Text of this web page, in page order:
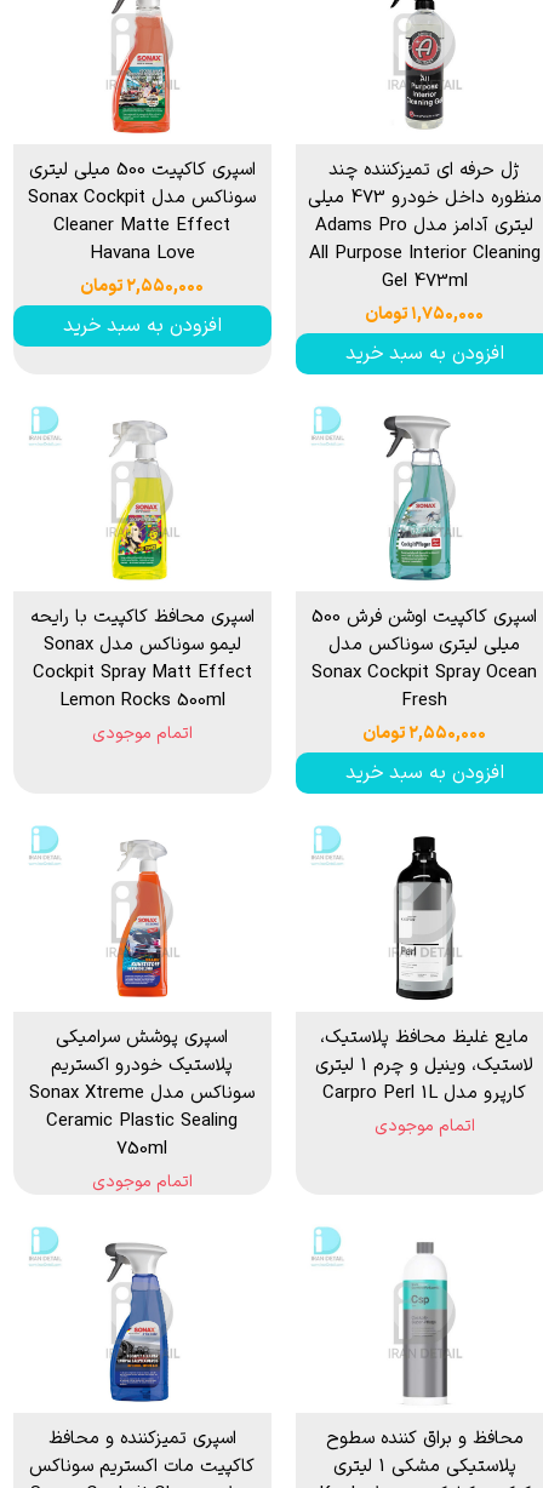
ژل حرفه ای تمیزکننده چند
منظوره داخل خودرو 473 میلی
لیتری آدامز مدل Adams Pro
All Purpose Interior Cleaning
Gel 473ml
۱,۷۵۰,۰۰۰ تومان
افزودن به سبد خرید
اسپری کاکپیت 500 میلی لیتری
سوناکس مدل Sonax Cockpit
Cleaner Matte Effect
Havana Love
۲,۵۵۰,۰۰۰ تومان
افزودن به سبد خرید
اسپری کاکپیت اوشن فرش 500
میلی لیتری سوناکس مدل
Sonax Cockpit Spray Ocean
Fresh
۲,۵۵۰,۰۰۰ تومان
افزودن به سبد خرید
اسپری محافظ کاکپیت با رایحه
لیمو سوناکس مدل Sonax
Cockpit Spray Matt Effect
Lemon Rocks 500ml
اتمام موجودی
مایع غلیظ محافظ پلاستیک،
لاستیک، وینیل و چرم 1 لیتری
کارپرو مدل Carpro Perl 1L
اتمام موجودی
اسپری پوشش سرامیکی
پلاستیک خودرو اکستریم
سوناکس مدل Sonax Xtreme
Ceramic Plastic Sealing
750ml
اتمام موجودی
محافظ و براق کننده سطوح
پلاستیکی مشکی 1 لیتری
اسپری تمیزکننده و محافظ
کاکپیت مات اکستریم سوناکس